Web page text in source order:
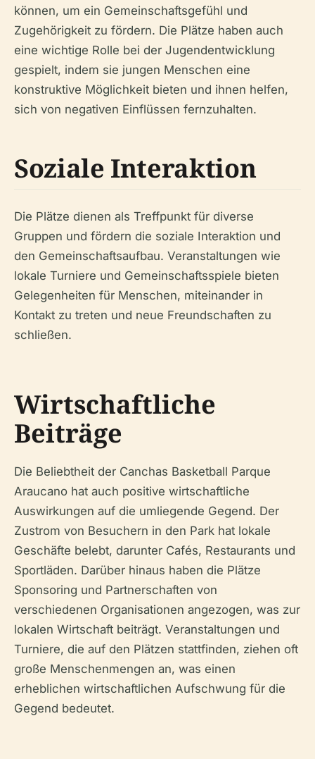
können, um ein Gemeinschaftsgefühl und
Zugehörigkeit zu fördern. Die Plätze haben auch
eine wichtige Rolle bei der Jugendentwicklung
gespielt, indem sie jungen Menschen eine
konstruktive Möglichkeit bieten und ihnen helfen,
sich von negativen Einflüssen fernzuhalten.
Soziale Interaktion
Die Plätze dienen als Treffpunkt für diverse
Gruppen und fördern die soziale Interaktion und
den Gemeinschaftsaufbau. Veranstaltungen wie
lokale Turniere und Gemeinschaftsspiele bieten
Gelegenheiten für Menschen, miteinander in
Kontakt zu treten und neue Freundschaften zu
schließen.
Wirtschaftliche
Beiträge
Die Beliebtheit der Canchas Basketball Parque
Araucano hat auch positive wirtschaftliche
Auswirkungen auf die umliegende Gegend. Der
Zustrom von Besuchern in den Park hat lokale
Geschäfte belebt, darunter Cafés, Restaurants und
Sportläden. Darüber hinaus haben die Plätze
Sponsoring und Partnerschaften von
verschiedenen Organisationen angezogen, was zur
lokalen Wirtschaft beiträgt. Veranstaltungen und
Turniere, die auf den Plätzen stattfinden, ziehen oft
große Menschenmengen an, was einen
erheblichen wirtschaftlichen Aufschwung für die
Gegend bedeutet.